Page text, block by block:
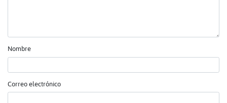
Nombre
Correo electrónico